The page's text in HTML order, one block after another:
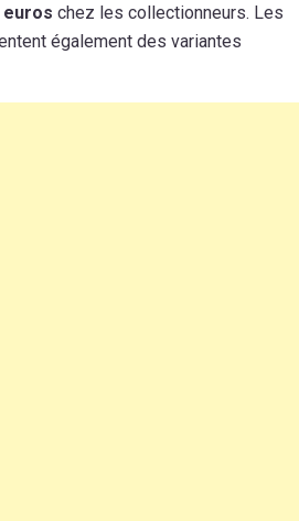
euros chez les collectionneurs. Les
également des variantes